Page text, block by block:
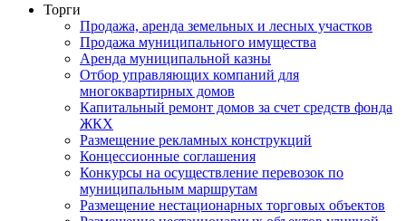
Торги
Продажа, аренда земельных и лесных участков
Продажа муниципального имущества
Аренда муниципальной казны
Отбор управляющих компаний для
многоквартирных домов
Капитальный ремонт домов за счет средств фонда
ЖКХ
Размещение рекламных конструкций
Концессионные соглашения
Конкурсы на осуществление перевозок по
муниципальным маршрутам
Размещение нестационарных торговых объектов